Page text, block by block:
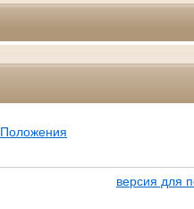
Положения
версия для